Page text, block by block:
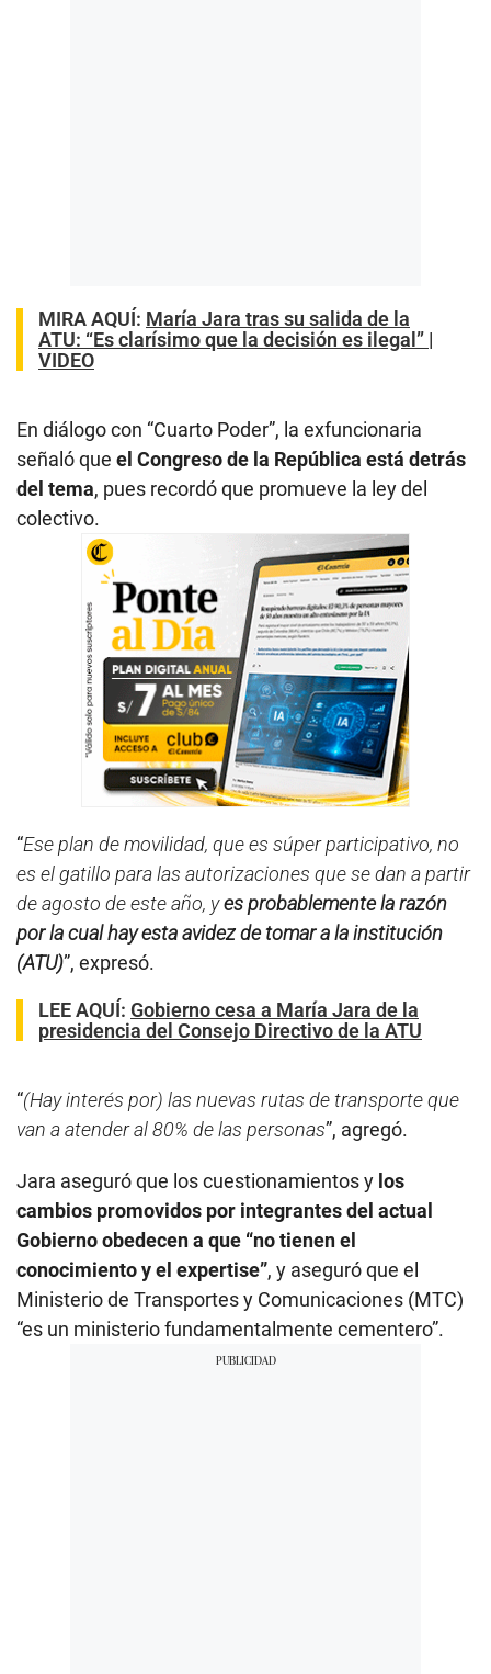
MIRA AQUÍ: María Jara tras su salida de la
ATU: “Es clarísimo que la decisión es ilegal” |
VIDEO
En diálogo con “Cuarto Poder”, la exfuncionaria
señaló que el Congreso de la República está detrás
del tema, pues recordó que promueve la ley del
colectivo.
“Ese plan de movilidad, que es súper participativo, no
es el gatillo para las autorizaciones que se dan a partir
de agosto de este año, yes probablemente la razón
por la cual hay esta avidez de tomar a la institución
(ATU)”, expresó.
LEE AQUÍ: Gobierno cesa a María Jara de la
presidencia del Consejo Directivo de la ATU
“(Hay interés por) las nuevas rutas de transporte que
van a atender al 80% de las personas”, agregó.
Jara aseguró que los cuestionamientos y los
cambios promovidos por integrantes del actual
Gobierno obedecen a que “no tienen el
conocimiento y el expertise”, y aseguró que el
Ministerio de Transportes y Comunicaciones (MTC)
“es un ministerio fundamentalmente cementero”.